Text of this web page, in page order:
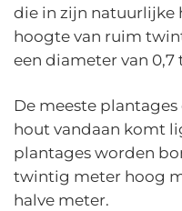
die in zijn natuurlijke
hoogte van ruim
een diameter van 0,7
De meeste
hout vandaan komt
plantages worden
twintig meter hoog
halve meter.